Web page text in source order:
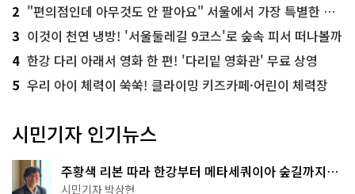
2 "편의점인데 아무것도 안 팔아요" 서울에서 가장 특별한 편의점의 정체
3 이것이 천연 냉방! '서울둘레길 9코스'로 숲속 피서 떠나볼까
4 한강 다리 아래서 영화 한 편! '다리밑 영화관' 무료 상영
5 우리 아이 체력이 쑥쑥! 클라이밍 키즈카페·어린이 체력장
시민기자 인기뉴스
주황색 리본 따라 한강부터 메타세쿼이아 숲길까지…
서울둘레길 15코스
시민기자 박상현